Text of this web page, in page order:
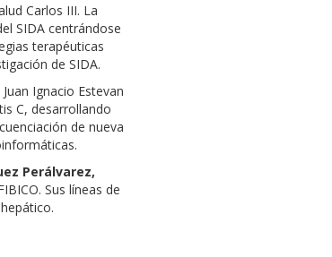
Carlos III. La
SIDA centrándose
terapéuticas
de SIDA.
Ignacio Estevan
C, desarrollando
de nueva
Perálvarez,
Sus líneas de